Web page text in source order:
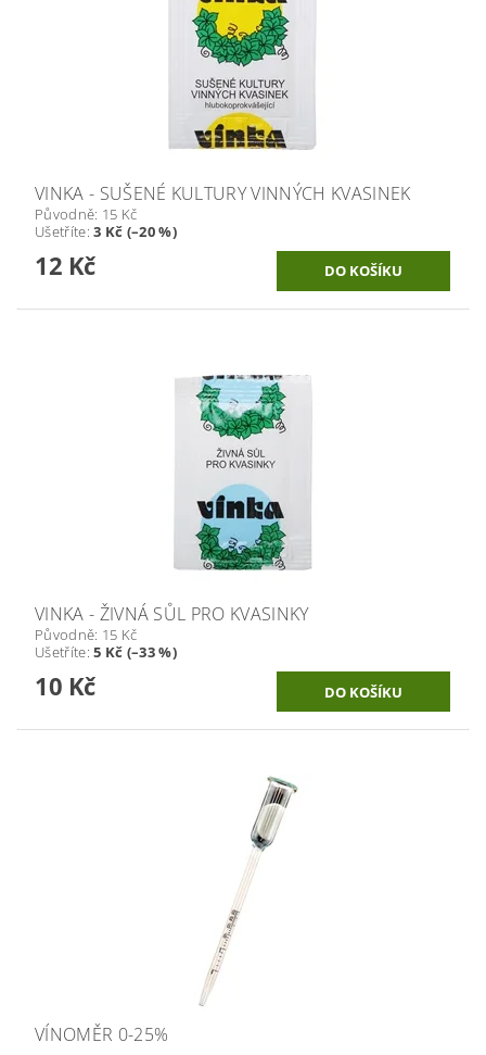
VINKA - SUŠENÉ KULTURY VINNÝCH KVASINEK
Původně: 15 Kč
Ušetříte:3 Kč (–20 %)
12 Kč
VINKA - ŽIVNÁ SŮL PRO KVASINKY
Původně: 15 Kč
Ušetříte:5 Kč (–33 %)
10 Kč
VÍNOMĚR 0-25%